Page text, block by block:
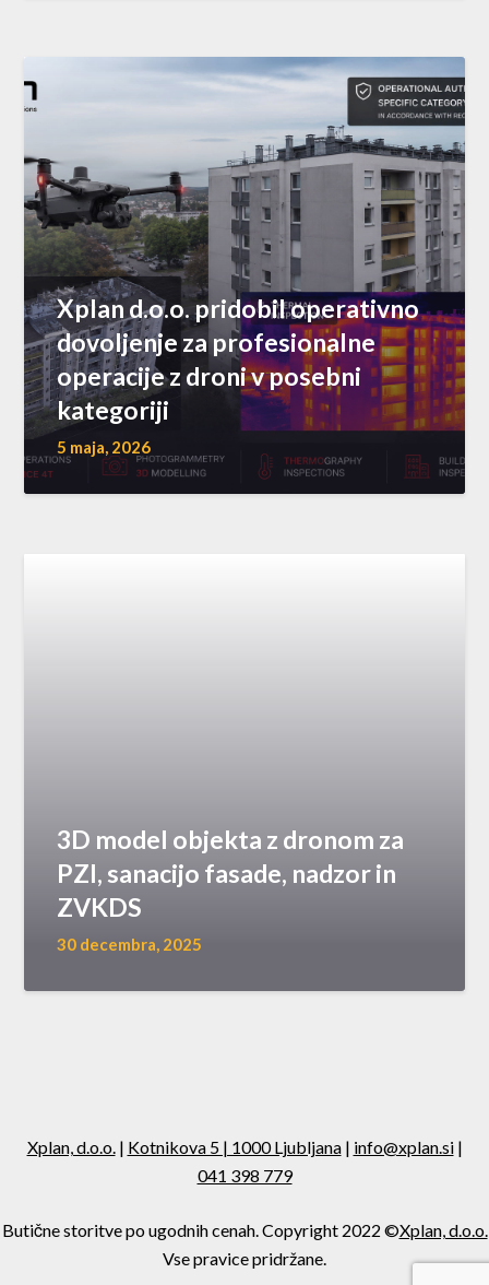
Xplan d.o.o. pridobil operativno
dovoljenje za profesionalne
operacije z droni v posebni
kategoriji
5 maja, 2026
3D model objekta z dronom za
PZI, sanacijo fasade, nadzor in
ZVKDS
30 decembra, 2025
Xplan, d.o.o.| Kotnikova 5 | 1000 Ljubljana| info@xplan.si|
041 398 779
Butične storitve po ugodnih cenah. Copyright 2022 ©Xplan, d.o.o.
Vse pravice pridržane.